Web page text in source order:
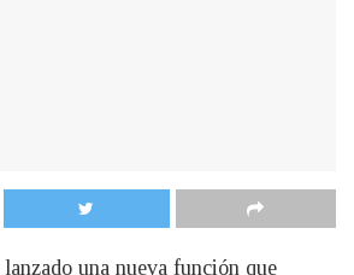
una nueva función que